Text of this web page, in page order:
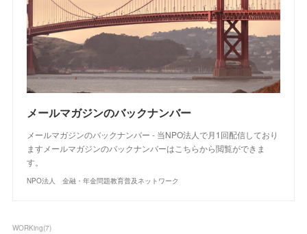
メールマガジンのバックナンバー
メールマガジンのバックナンバー - 当NPO法人で月1回配信しており
ますメールマガジンのバックナンバーはこちらから閲覧ができま
す。
NPO法人 金融・年金問題教育普及ネットワーク
WORKing(7)